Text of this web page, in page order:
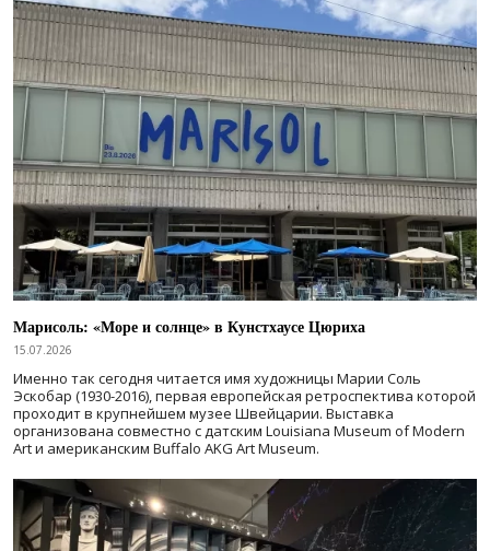
Марисоль: «Море и солнце» в Кунстхаусе Цюриха
15.07.2026
Именно так сегодня читается имя художницы Марии Соль
Эскобар (1930-2016), первая европейская ретроспектива которой
проходит в крупнейшем музее Швейцарии. Выставка
организована совместно с датским Louisiana Museum of Modern
Art и американским Buffalo AKG Art Museum.